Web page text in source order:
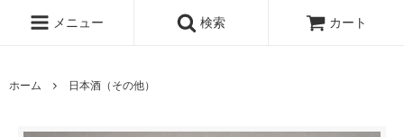
メニュー 検索 カート
ホーム 日本酒（その他）